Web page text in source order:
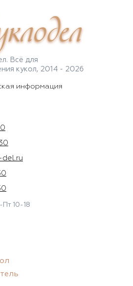
Всё для
кукол, 2014 - 2026
информация
del.ru
10-18